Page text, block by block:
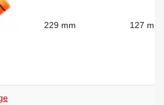
229 mm 127 mm